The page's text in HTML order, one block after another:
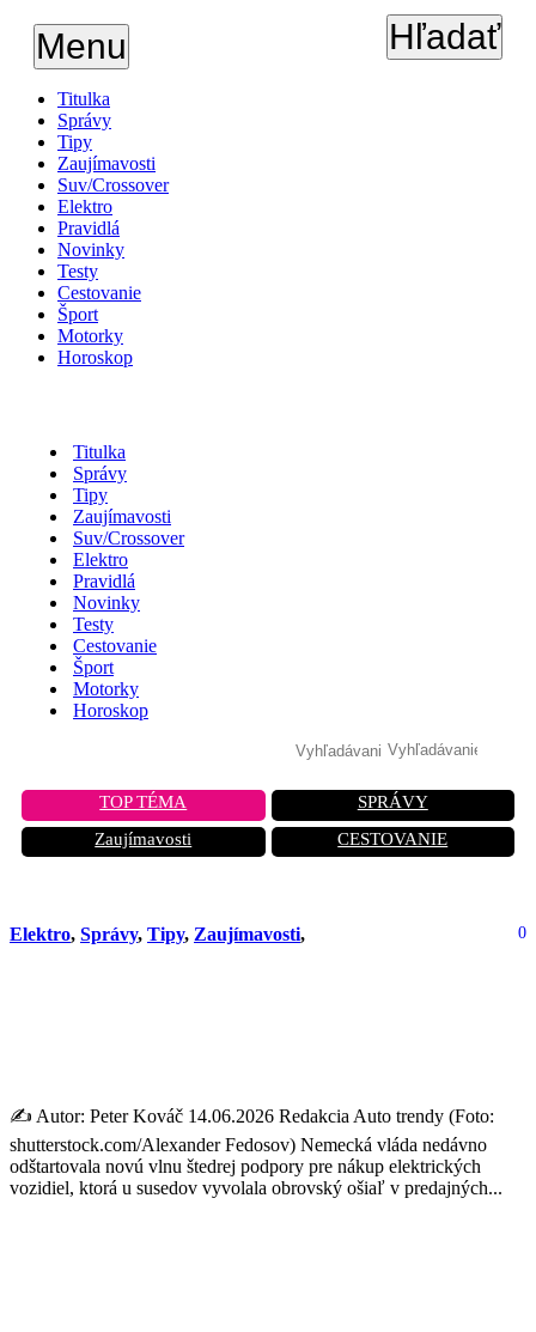
Menu Hľadať
Titulka
Správy
Tipy
Zaujímavosti
Suv/Crossover
Elektro
Pravidlá
Novinky
Testy
Cestovanie
Šport
Motorky
Horoskop
Titulka
Správy
Tipy
Zaujímavosti
Suv/Crossover
Elektro
Pravidlá
Novinky
Testy
Cestovanie
Šport
Motorky
Horoskop
TOP TÉMA
SPRÁVY
Zaujímavosti
CESTOVANIE
Elektro, Správy, Tipy, Zaujímavosti, 0
✍️ Autor: Peter Kováč 14.06.2026 Redakcia Auto trendy (Foto:
shutterstock.com/Alexander Fedosov) Nemecká vláda nedávno
odštartovala novú vlnu štedrej podpory pre nákup elektrických
vozidiel, ktorá u susedov vyvolala obrovský ošiaľ v predajných...